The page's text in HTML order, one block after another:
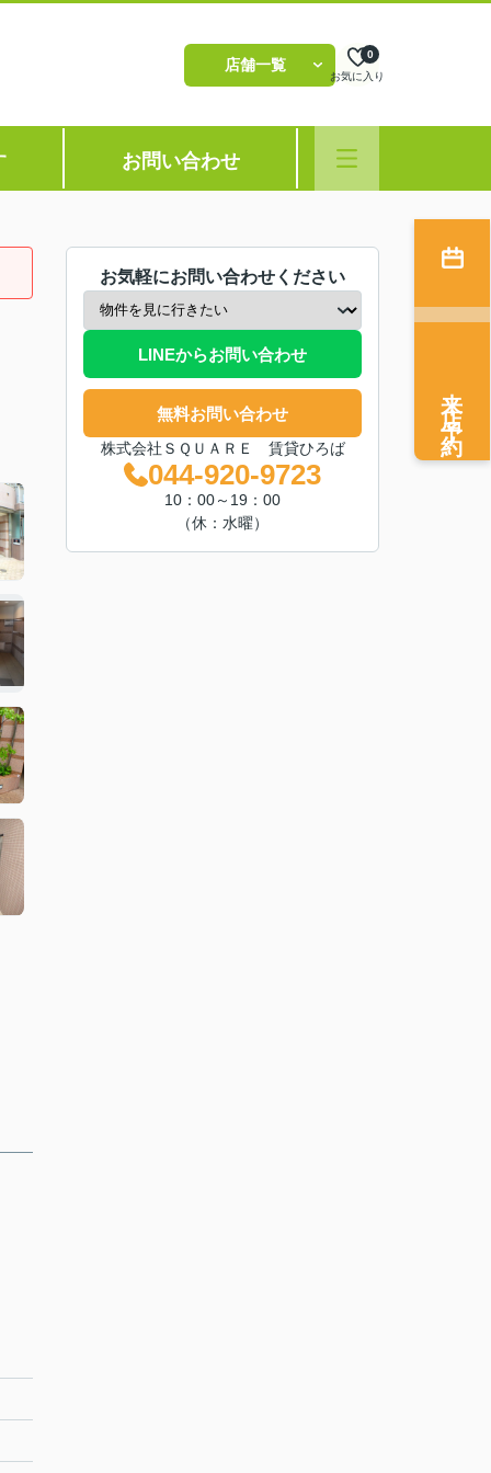
店舗一覧
お気に入り
0
お問い合わせ
お気軽にお問い合わせください
LINEからお問い合わせ
無料お問い合わせ
株式会社ＳＱＵＡＲＥ 賃貸ひろば
044-920-9723
10：00～19：00
（休：水曜）
来店予約